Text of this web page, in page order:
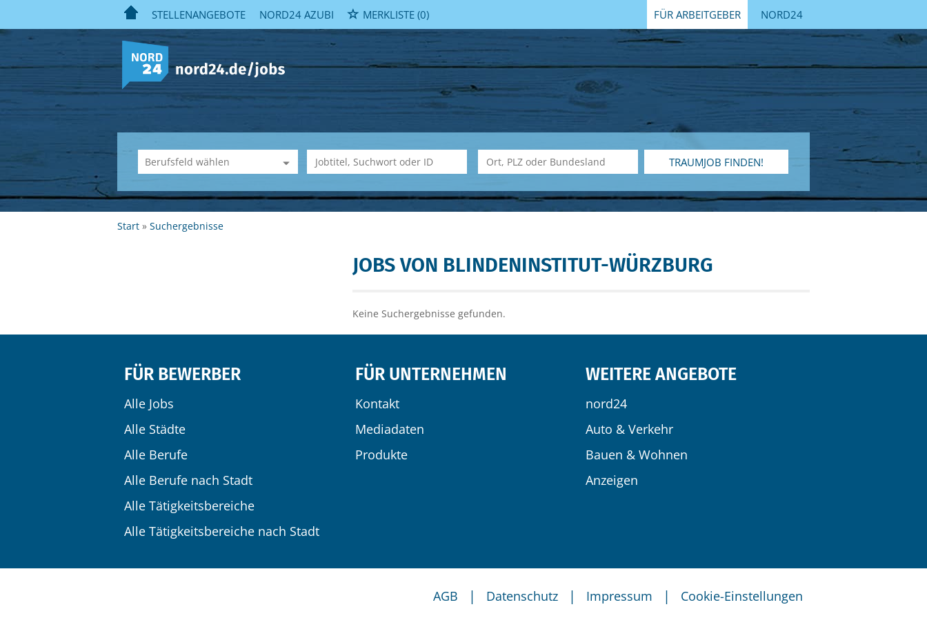
STELLENANGEBOTE NORD24 AZUBI MERKLISTE (0) FÜR ARBEITGEBER NORD24
TRAUMJOB FINDEN!
Start Suchergebnisse
JOBS VON BLINDENINSTITUT-WÜRZBURG
Keine Suchergebnisse gefunden.
FÜR BEWERBER
Alle Jobs
Alle Städte
Alle Berufe
Alle Berufe nach Stadt
Alle Tätigkeitsbereiche
Alle Tätigkeitsbereiche nach Stadt
FÜR UNTERNEHMEN
Kontakt
Mediadaten
Produkte
WEITERE ANGEBOTE
nord24
Auto & Verkehr
Bauen & Wohnen
Anzeigen
AGB | Datenschutz | Impressum | Cookie-Einstellungen